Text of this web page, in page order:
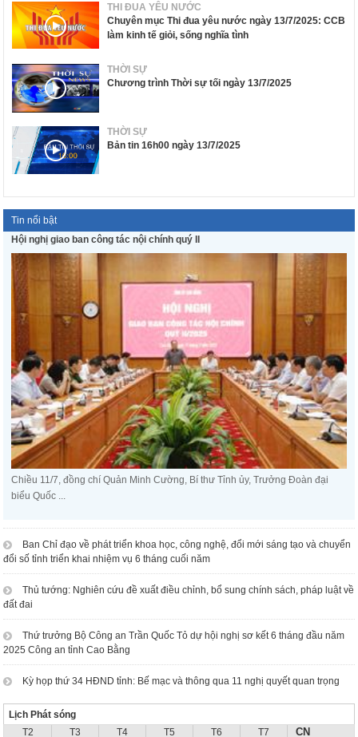
THI ĐUA YÊU NƯỚC
Chuyên mục Thi đua yêu nước ngày 13/7/2025: CCB
làm kinh tế giỏi, sống nghĩa tình
THỜI SỰ
Chương trình Thời sự tối ngày 13/7/2025
THỜI SỰ
Bản tin 16h00 ngày 13/7/2025
Tin nổi bật
Hội nghị giao ban công tác nội chính quý II
Chiều 11/7, đồng chí Quản Minh Cường, Bí thư Tỉnh ủy, Trưởng Đoàn đại
biểu Quốc ...
Ban Chỉ đạo về phát triển khoa học, công nghệ, đổi mới sáng tạo và chuyển
đổi số tỉnh triển khai nhiệm vụ 6 tháng cuối năm
Thủ tướng: Nghiên cứu đề xuất điều chỉnh, bổ sung chính sách, pháp luật về
đất đai
Thứ trưởng Bộ Công an Trần Quốc Tỏ dự hội nghị sơ kết 6 tháng đầu năm
2025 Công an tỉnh Cao Bằng
Kỳ họp thứ 34 HĐND tỉnh: Bế mạc và thông qua 11 nghị quyết quan trọng
Lịch Phát sóng
T2
T3
T4
T5
T6
T7
CN